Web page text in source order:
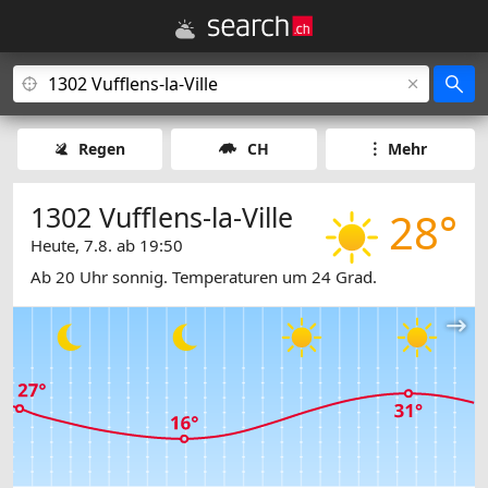
Regen CH Mehr
28°
1302 Vufflens-la-Ville
Heute, 7.8. ab 19:50
Ab 20 Uhr sonnig. Temperaturen um 24 Grad.